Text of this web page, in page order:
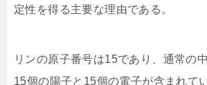
定性を得る主要な理由である。
リンの原子番号は15であり、通常の
15個の陽子と15個の電子が含まれて